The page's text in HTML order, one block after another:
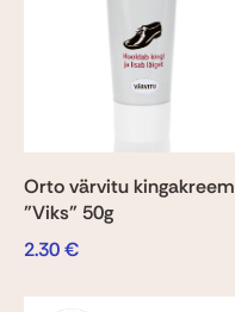
Orto värvitu kingakreem
"Viks" 50g
2.30€